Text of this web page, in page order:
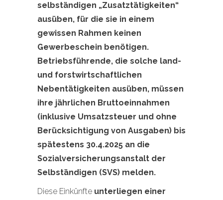
selbständigen „Zusatztätigkeiten“
ausüben, für die sie in einem
gewissen Rahmen keinen
Gewerbeschein benötigen.
Betriebsführende, die solche land-
und forstwirtschaftlichen
Nebentätigkeiten ausüben, müssen
ihre jährlichen Bruttoeinnahmen
(inklusive Umsatzsteuer und ohne
Berücksichtigung von Ausgaben) bis
spätestens 30.4.2025 an die
Sozialversicherungsanstalt der
Selbständigen (SVS) melden.
Diese Einkünfte unterliegen einer